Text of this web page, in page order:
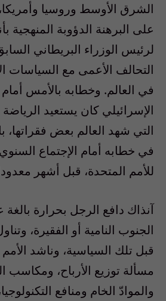
الشرق الأوسط وروسيا
على البرهنة الدؤوبة المنهجية
لرئيس الوزراء البريطاني
التحالف الأعمى مع السياسات
في العالم. وخطابه بالأمس
الإسرائيلي كان يستعيد الرياضة
التي شهد العالم بعض فقراتها،
في خطابه أمام الإجتماع
للأمم المتحدة، قبل أشهر
آنذاك دافع الرجل بحرارة
الجنوب النامية أو الفقيرة،
قبل تلك السياسية، وناشد الأمم
مسألة توزيع الأرباح، ومكاسب
والموادّ الخام ومنافع